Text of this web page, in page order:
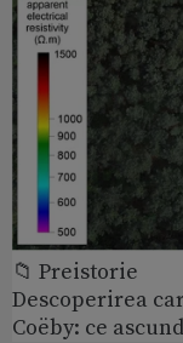
📁 Preistorie
Descoperirea
Coëby: ce